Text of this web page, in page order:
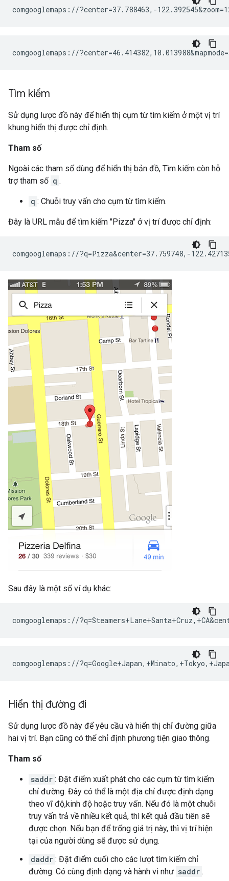
comgooglemaps://
Tìm kiếm
Sử dụng lược đồ này để hiển thị cụm từ tìm kiếm ở một vị trí
khung hiển thị được chỉ định.
Tham số
Ngoài các tham số dùng để hiển thị bản đồ, Tìm kiếm còn hỗ
trợ tham số q .
q : Chuỗi truy vấn cho cụm từ tìm kiếm.
Đây là URL mẫu để tìm kiếm "Pizza" ở vị trí được chỉ định:
Sau đây là một số ví dụ khác:
comgooglemaps://
Hiển thị đường đi
Sử dụng lược đồ này để yêu cầu và hiển thị chỉ đường giữa
hai vị trí. Bạn cũng có thể chỉ định phương tiện giao thông.
Tham số
saddr : Đặt điểm xuất phát cho các cụm từ tìm kiếm
chỉ đường. Đây có thể là một địa chỉ được định dạng
theo vĩ độ,kinh độ hoặc truy vấn. Nếu đó là một chuỗi
truy vấn trả về nhiều kết quả, thì kết quả đầu tiên sẽ
được chọn. Nếu bạn để trống giá trị này, thì vị trí hiện
tại của người dùng sẽ được sử dụng.
daddr : Đặt điểm cuối cho các lượt tìm kiếm chỉ
đường. Có cùng định dạng và hành vi như saddr .